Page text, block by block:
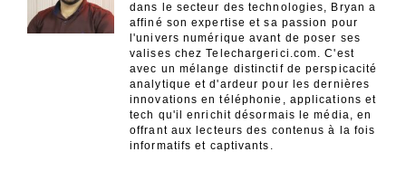
dans le secteur des technologies, Bryan a
affiné son expertise et sa passion pour
l'univers numérique avant de poser ses
valises chez Telechargerici.com. C'est
avec un mélange distinctif de perspicacité
analytique et d'ardeur pour les dernières
innovations en téléphonie, applications et
tech qu'il enrichit désormais le média, en
offrant aux lecteurs des contenus à la fois
informatifs et captivants.